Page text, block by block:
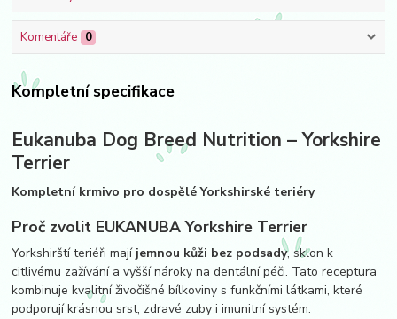
Komentáře 0
Kompletní specifikace
Eukanuba Dog Breed Nutrition – Yorkshire
Terrier
Kompletní krmivo pro dospělé Yorkshirské teriéry
Proč zvolit EUKANUBA Yorkshire Terrier
Yorkshirští teriéři mají jemnou kůži bez podsady, sklon k
citlivému zažívání a vyšší nároky na dentální péči. Tato receptura
kombinuje kvalitní živočišné bílkoviny s funkčními látkami, které
podporují krásnou srst, zdravé zuby i imunitní systém.